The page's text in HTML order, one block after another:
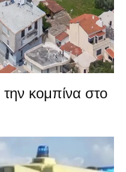
κομπίνα στο